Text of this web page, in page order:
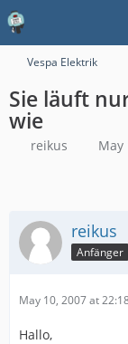
Vespa Elektrik
Sie läuft
wie
reikus May
reikus
Anfänger
May 10, 2007 at
Hallo,